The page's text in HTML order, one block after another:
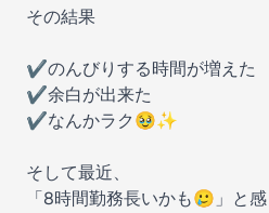
その結果
✔のんびりする時間が増えた
✔余白が出来た
✔なんかラク🥹✨
そして最近、
「8時間勤務長いかも🥲」と